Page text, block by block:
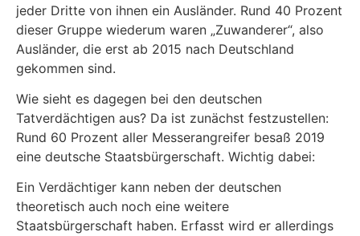
jeder Dritte von ihnen ein Ausländer. Rund 40 Prozent
dieser Gruppe wiederum waren „Zuwanderer“, also
Ausländer, die erst ab 2015 nach Deutschland
gekommen sind.
Wie sieht es dagegen bei den deutschen
Tatverdächtigen aus? Da ist zunächst festzustellen:
Rund 60 Prozent aller Messerangreifer besaß 2019
eine deutsche Staatsbürgerschaft. Wichtig dabei:
Ein Verdächtiger kann neben der deutschen
theoretisch auch noch eine weitere
Staatsbürgerschaft haben. Erfasst wird er allerdings